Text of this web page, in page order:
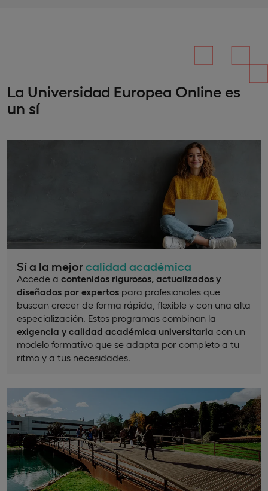
La Universidad Europea Online es
un sí
Sí a la mejorcalidad académica
Accede a contenidos rigurosos, actualizados y
diseñados por expertos para profesionales que
buscan crecer de forma rápida, flexible y con una alta
especialización. Estos programas combinan la
exigencia y calidad académica universitaria con un
modelo formativo que se adapta por completo a tu
ritmo y a tus necesidades.